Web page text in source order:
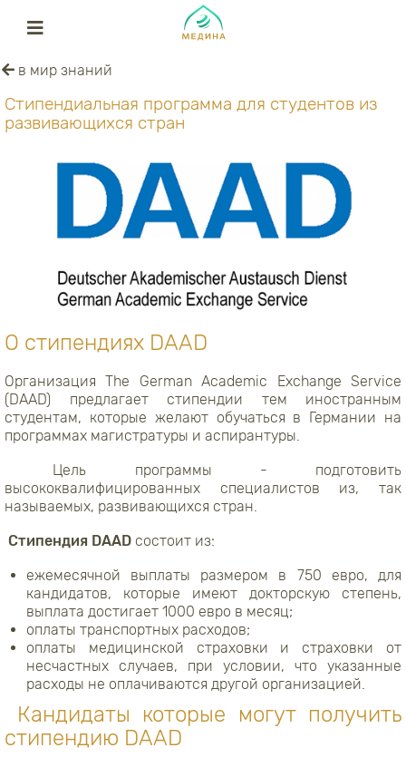
в мир знаний
Стипендиальная программа для студентов из
развивающихся стран
О стипендиях DAAD
Организация The German Academic Exchange Service
(DAAD) предлагает стипендии тем иностранным
студентам, которые желают обучаться в Германии на
программах магистратуры и аспирантуры.
Цель программы - подготовить
высококвалифицированных специалистов из, так
называемых, развивающихся стран.
Стипендия DAAD состоит из:
ежемесячной выплаты размером в 750 евро, для
кандидатов, которые имеют докторскую степень,
выплата достигает 1000 евро в месяц;
оплаты транспортных расходов;
оплаты медицинской страховки и страховки от
несчастных случаев, при условии, что указанные
расходы не оплачиваются другой организацией.
Кандидаты которые могут получить
стипендию DAAD